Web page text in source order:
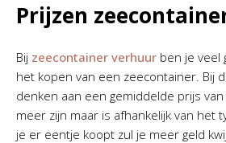
Prijzen
Bij zeecontainer verhuur ben je veel
het kopen van een zeecontainer. Bij
denken aan een gemiddelde prijs
meer zijn maar is afhankelijk van het
je er eentje koopt zul je meer geld